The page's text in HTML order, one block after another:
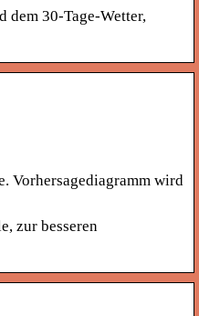
dem 30-Tage-Wetter,
Vorhersagediagramm wird
zur besseren